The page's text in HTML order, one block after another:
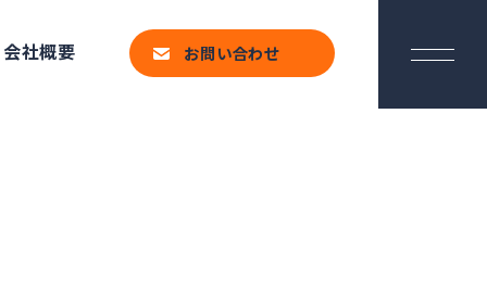
会社概要 お問い合わせ